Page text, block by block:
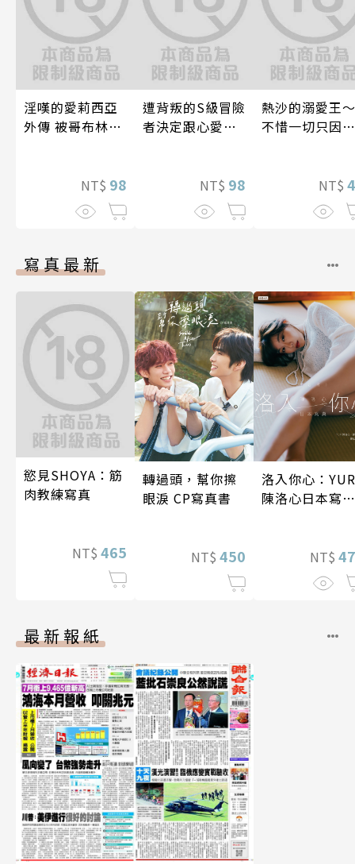
淫嘆的愛莉西亞
外傳 被哥布林帝
NT$ 98
遭背叛的S級冒險
者決定跟心愛的
NT$ 98
熱沙的溺愛王～
不惜一切只因愛
NT$
寫真最新
慾見SHOYA：筋
肉教練寫真
NT$ 465
轉過頭，幫你擦
眼淚 CP寫真書
NT$ 450
洛入你心：
陳洛心日本寫真
NT$
最新報紙